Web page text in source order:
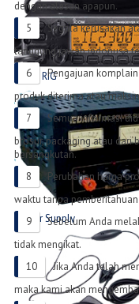
Radio RIG
List Produk Radio
Power Supply
Produk Power Supply
dengan alasan apapun.
Segala kerusakan
tanggung jawab indonusa
Pengajuan
produk diterima atau
Semua informasi
brosur, packaging atau dari
bersangkutan.
Perubahan harga
waktu tanpa
Sebelum Anda
tidak mengikat.
Jika Anda telah
maka kami akan